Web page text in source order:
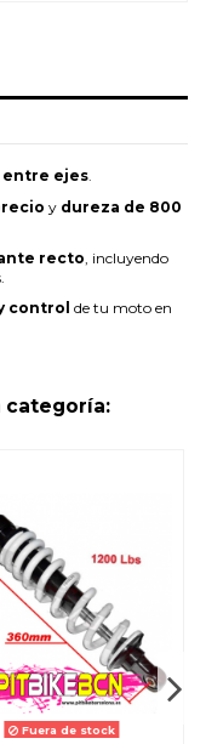
entre ejes.
y dureza de 800
recto , incluyendo
control de tu moto en
categoría:
Fuera de stock